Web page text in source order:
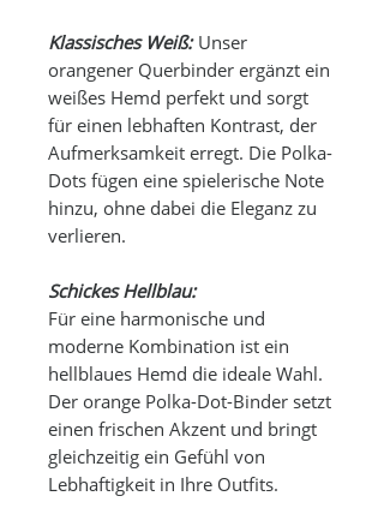
Klassisches Weiß:Unser
orangener Querbinder ergänzt ein
weißes Hemd perfekt und sorgt
für einen lebhaften Kontrast, der
Aufmerksamkeit erregt. Die Polka-
Dots fügen eine spielerische Note
hinzu, ohne dabei die Eleganz zu
verlieren.
Schickes Hellblau:
Für eine harmonische und
moderne Kombination ist ein
hellblaues Hemd die ideale Wahl.
Der orange Polka-Dot-Binder setzt
einen frischen Akzent und bringt
gleichzeitig ein Gefühl von
Lebhaftigkeit in Ihre Outfits.